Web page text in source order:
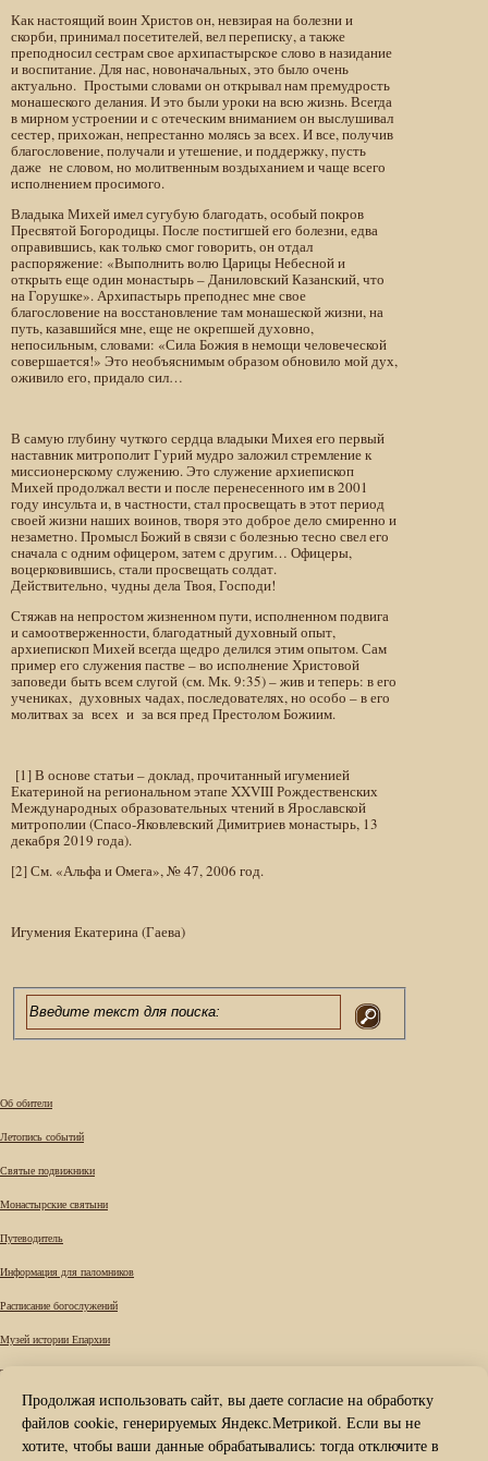
Как настоящий воин Христов он, невзирая на болезни и
скорби, принимал посетителей, вел переписку, а также
преподносил сестрам свое архипастырское слово в назидание
и воспитание. Для нас, новоначальных, это было очень
актуально. Простыми словами он открывал нам премудрость
монашеского делания. И это были уроки на всю жизнь. Всегда
в мирном устроении и с отеческим вниманием он выслушивал
сестер, прихожан, непрестанно молясь за всех. И все, получив
благословение, получали и утешение, и поддержку, пусть
даже не словом, но молитвенным воздыханием и чаще всего
исполнением просимого.
Владыка Михей имел сугубую благодать, особый покров
Пресвятой Богородицы. После постигшей его болезни, едва
оправившись, как только смог говорить, он отдал
распоряжение: «Выполнить волю Царицы Небесной и
открыть еще один монастырь – Даниловский Казанский, что
на Горушке». Архипастырь преподнес мне свое
благословение на восстановление там монашеской жизни, на
путь, казавшийся мне, еще не окрепшей духовно,
непосильным, словами: «Сила Божия в немощи человеческой
совершается!» Это необъяснимым образом обновило мой дух,
оживило его, придало сил…
В самую глубину чуткого сердца владыки Михея его первый
наставник митрополит Гурий мудро заложил стремление к
миссионерскому служению. Это служение архиепископ
Михей продолжал вести и после перенесенного им в 2001
году инсульта и, в частности, стал просвещать в этот период
своей жизни наших воинов, творя это доброе дело смиренно и
незаметно. Промысл Божий в связи с болезнью тесно свел его
сначала с одним офицером, затем с другим… Офицеры,
воцерковившись, стали просвещать солдат.
Действительно, чудны дела Твоя, Господи!
Стяжав на непростом жизненном пути, исполненном подвига
и самоотверженности, благодатный духовный опыт,
архиепископ Михей всегда щедро делился этим опытом. Сам
пример его служения пастве – во исполнение Христовой
заповеди быть всем слугой (см. Мк. 9:35) – жив и теперь: в его
учениках, духовных чадах, последователях, но особо – в его
молитвах за всех и за вся пред Престолом Божиим.
[1] В основе статьи – доклад, прочитанный игуменией
Екатериной на региональном этапе XXVIII Рождественских
Международных образовательных чтений в Ярославской
митрополии (Спасо-Яковлевский Димитриев монастырь, 13
декабря 2019 года).
[2] См. «Альфа и Омега», № 47, 2006 год.
Игумения Екатерина (Гаева)
Об обители
Летопись событий
Святые подвижники
Монастырские святыни
Путеводитель
Информация для паломников
Расписание богослужений
Музей истории Епархии
Требы
Вопрос к наместнику
Продолжая использовать сайт, вы даете согласие на обработку
файлов cookie, генерируемых Яндекс.Метрикой. Если вы не
хотите, чтобы ваши данные обрабатывались: тогда отключите в